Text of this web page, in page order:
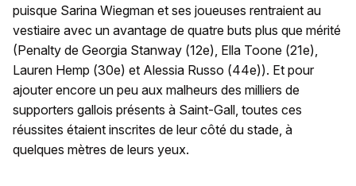
puisque Sarina Wiegman et ses joueuses rentraient au
vestiaire avec un avantage de quatre buts plus que mérité
(Penalty de Georgia Stanway (12e), Ella Toone (21e),
Lauren Hemp (30e) et Alessia Russo (44e)). Et pour
ajouter encore un peu aux malheurs des milliers de
supporters gallois présents à Saint-Gall, toutes ces
réussites étaient inscrites de leur côté du stade, à
quelques mètres de leurs yeux.